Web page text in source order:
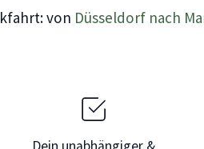
von Düsseldorf nach